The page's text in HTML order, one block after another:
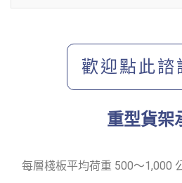
歡迎點此諮
重型貨架
每層棧板平均荷重 500～1,000